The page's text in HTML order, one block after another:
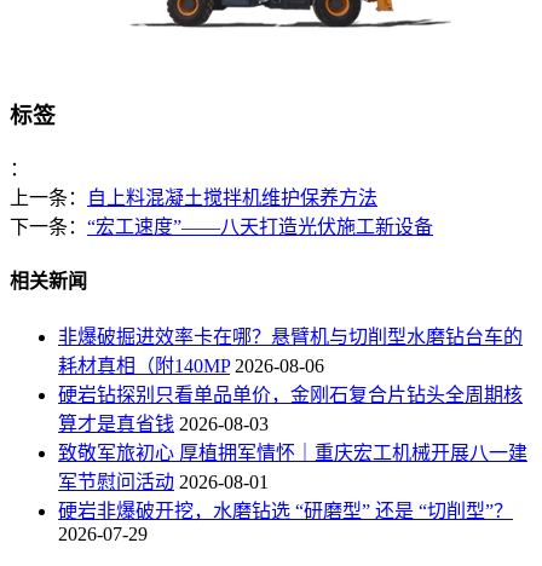
标签
：
上一条：
自上料混凝土搅拌机维护保养方法
下一条： “宏工速度”——八天打造光伏施工新设备
相关新闻
非爆破掘进效率卡在哪？悬臂机与切削型水磨钻台车的
耗材真相（附140MP 2026-08-06
硬岩钻探别只看单品单价，金刚石复合片钻头全周期核
算才是真省钱 2026-08-03
致敬军旅初心 厚植拥军情怀｜重庆宏工机械开展八一建
军节慰问活动 2026-08-01
硬岩非爆破开挖，水磨钻选 “研磨型” 还是 “切削型”？
2026-07-29